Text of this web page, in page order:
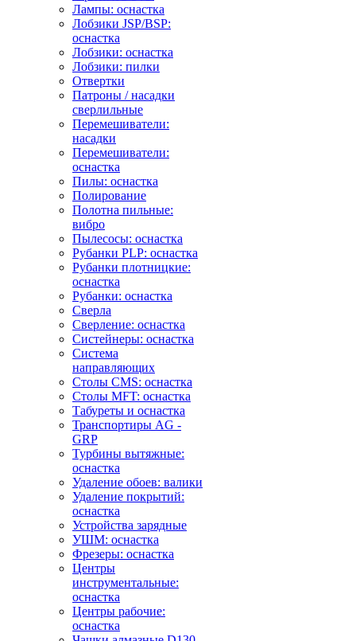
Лампы: оснастка
Лобзики JSP/BSP:
оснастка
Лобзики: оснастка
Лобзики: пилки
Отвертки
Патроны / насадки
сверлильные
Перемешиватели:
насадки
Перемешиватели:
оснастка
Пилы: оснастка
Полирование
Полотна пильные:
вибро
Пылесосы: оснастка
Рубанки PLP: оснастка
Рубанки плотницкие:
оснастка
Рубанки: оснастка
Сверла
Сверление: оснастка
Систейнеры: оснастка
Система
направляющих
Столы CMS: оснастка
Столы MFT: оснастка
Табуреты и оснастка
Транспортиры AG -
GRP
Турбины вытяжные:
оснастка
Удаление обоев: валики
Удаление покрытий:
оснастка
Устройства зарядные
УШМ: оснастка
Фрезеры: оснастка
Центры
инструментальные:
оснастка
Центры рабочие:
оснастка